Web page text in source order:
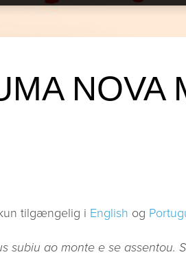
NOVA
tilgængelig i English og
subiu ao monte e se assentou.